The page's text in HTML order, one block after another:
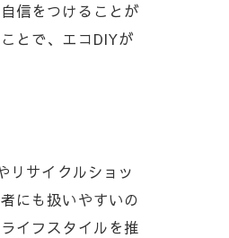
信をつけることが
とで、エコDIYが
リサイクルショッ
にも扱いやすいの
イフスタイルを推